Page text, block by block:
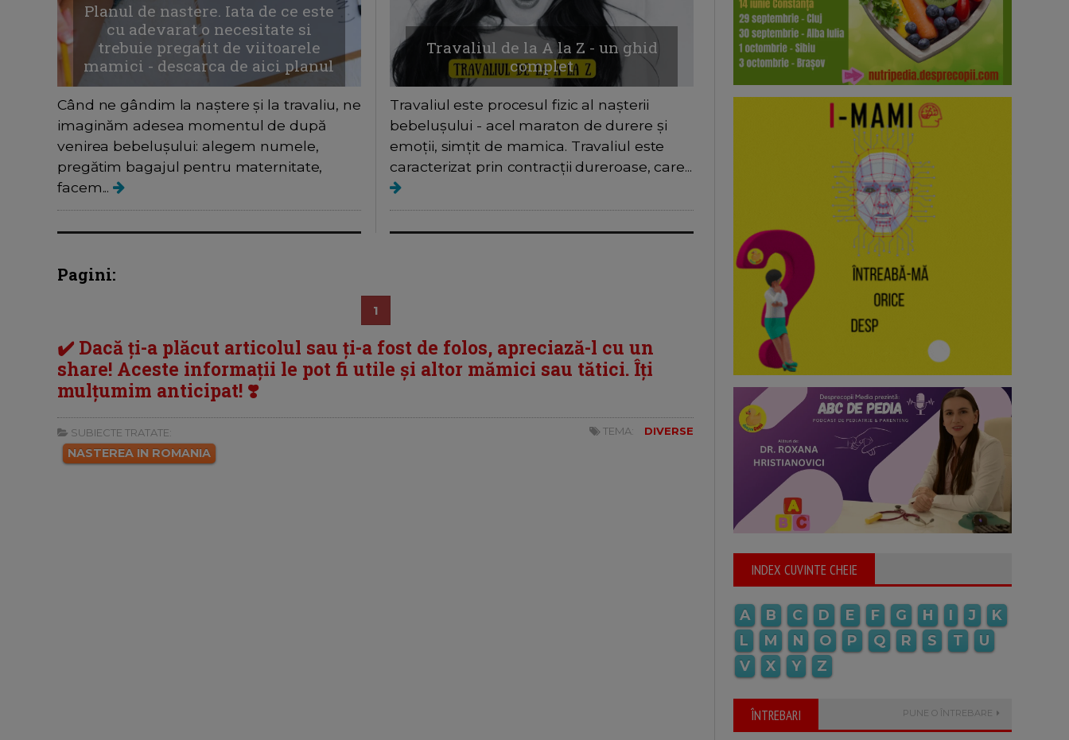
Planul de nastere. Iata de ce este
cu adevarat o necesitate si
trebuie pregatit de viitoarele
mamici - descarca de aici planul
Când ne gândim la naștere și la travaliu, ne
imaginăm adesea momentul de după
venirea bebelușului: alegem numele,
pregătim bagajul pentru maternitate,
facem...
Travaliul de la A la Z - un ghid
complet
Travaliul este procesul fizic al nașterii
bebelușului - acel maraton de durere și
emoții, simțit de mamica. Travaliul este
caracterizat prin contracții dureroase, care...
Pagini:
1
✔️ Dacă ți-a plăcut articolul sau ți-a fost de folos, apreciază-l cu un
share! Aceste informații le pot fi utile și altor mămici sau tătici. Îți
mulțumim anticipat! ❣️
SUBIECTE TRATATE:
NASTEREA IN ROMANIA
TEMA: DIVERSE
INDEX CUVINTE CHEIE
A B C D E F G H I J
K
L
M N O P Q R S T
U
V
X Y Z
ÎNTREBARI PUNE O ÎNTREBARE